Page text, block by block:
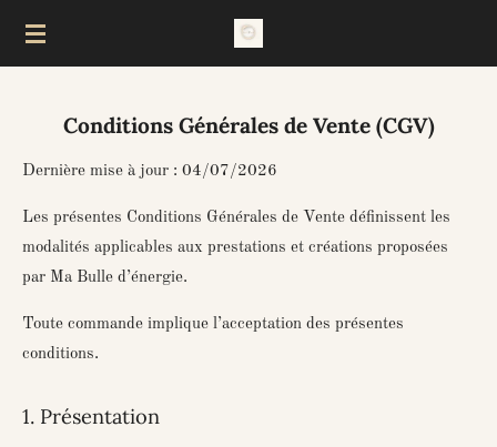
Passer
principalConditions Générales de Vente (CGV)
Dernière mise à jour : 04/07/2026
Les présentes Conditions Générales de Vente définissent les
modalités applicables aux prestations et créations proposées
par Ma Bulle d’énergie.
Toute commande implique l’acceptation des présentes
conditions.
1. Présentation